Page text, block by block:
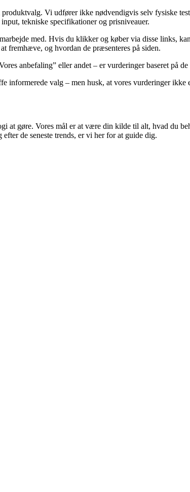
Vi udfører ikke nødvendigvis selv fysiske
tekniske specifikationer og prisniveauer.
med. Hvis du klikker og køber via disse links,
fremhæve, og hvordan de præsenteres på siden.
anbefaling” eller andet – er vurderinger baseret på
valg – men husk, at vores vurderinger ikke
at gøre. Vores mål er at være din kilde til alt, hvad du
de seneste trends, er vi her for at guide dig.